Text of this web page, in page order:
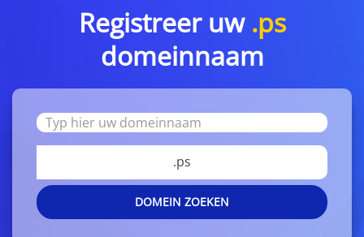
Registreer uw .ps
domeinnaam
.ps
DOMEIN ZOEKEN